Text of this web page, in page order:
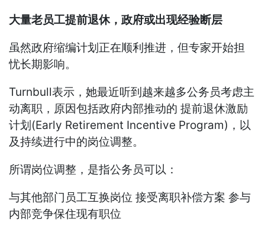
大量老员工提前退休，政府或出现经验断层
虽然政府缩编计划正在顺利推进，但专家开始担
忧长期影响。
Turnbull表示，她最近听到越来越多公务员考虑主
动离职，原因包括政府内部推动的 提前退休激励
计划(Early Retirement Incentive Program)，以
及持续进行中的岗位调整。
所谓岗位调整，是指公务员可以：
与其他部门员工互换岗位 接受离职补偿方案 参与
内部竞争保住现有职位